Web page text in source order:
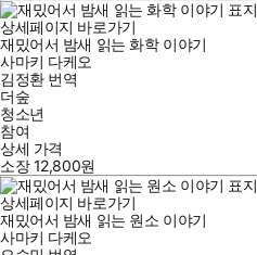
상세페이지 바로가기
재밌어서 밤새 읽는 화학 이야기
사마키 다케오
김정환번역
더숲
청소년
참여
상세 가격
소장12,800원
상세페이지 바로가기
재밌어서 밤새 읽는 원소 이야기
사마키 다케오